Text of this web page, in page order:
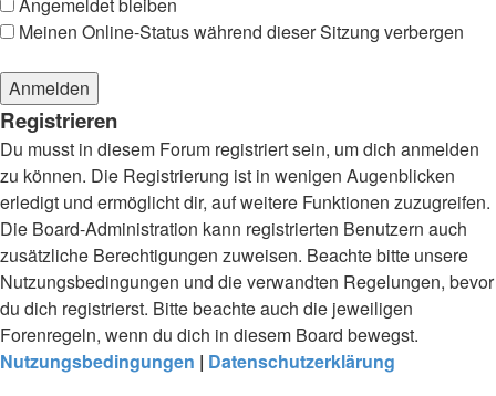
Meinen Online-Status während dieser Sitzung verbergen
Registrieren
Du musst in diesem Forum registriert sein, um dich anmelden
zu können. Die Registrierung ist in wenigen Augenblicken
erledigt und ermöglicht dir, auf weitere Funktionen zuzugreifen.
Die Board-Administration kann registrierten Benutzern auch
zusätzliche Berechtigungen zuweisen. Beachte bitte unsere
Nutzungsbedingungen und die verwandten Regelungen, bevor
du dich registrierst. Bitte beachte auch die jeweiligen
Forenregeln, wenn du dich in diesem Board bewegst.
Nutzungsbedingungen | Datenschutzerklärung